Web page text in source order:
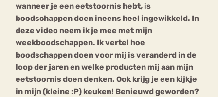
wanneer je een eetstoornis hebt, is
boodschappen doen ineens heel ingewikkeld. In
deze video neem ik je mee met mijn
weekboodschappen. Ik vertel hoe
boodschappen doen voor mij is veranderd in de
loop der jaren en welke producten mij aan mijn
eetstoornis doen denken. Ook krijg je een kijkje
in mijn (kleine :P) keuken! Benieuwd geworden?
Eetbuien Piekeren Sport
Orthorexia
Afvallen Angst